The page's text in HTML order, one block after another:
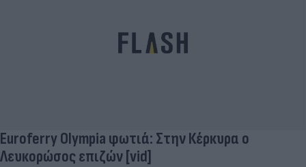
Euroferry Olympia φωτιά: Στην Κέρκυρα ο
Λευκορώσος επιζών [vid]